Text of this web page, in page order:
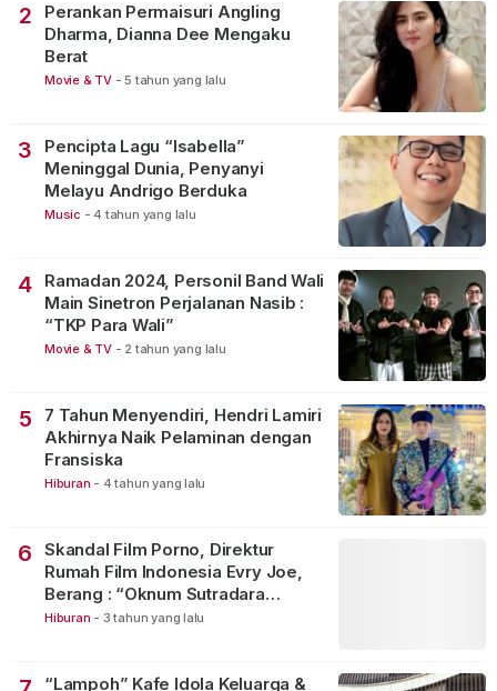
2
Perankan Permaisuri Angling
Dharma, Dianna Dee Mengaku
Berat
Movie & TV - 5 tahun yang lalu
3
Pencipta Lagu “Isabella”
Meninggal Dunia, Penyanyi
Melayu Andrigo Berduka
Music - 4 tahun yang lalu
4
Ramadan 2024, Personil Band Wali
Main Sinetron Perjalanan Nasib :
“TKP Para Wali”
Movie & TV - 2 tahun yang lalu
5
7 Tahun Menyendiri, Hendri Lamiri
Akhirnya Naik Pelaminan dengan
Fransiska
Hiburan - 4 tahun yang lalu
6
Skandal Film Porno, Direktur
Rumah Film Indonesia Evry Joe,
Berang : “Oknum Sutradara
Merusak Perfilman Indonesia”!
Hiburan - 3 tahun yang lalu
“Lampoh” Kafe Idola Keluarga &